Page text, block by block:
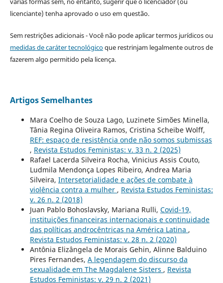
licenciante) tenha aprovado o uso em questão.
Sem restrições adicionais - Você não pode aplicar termos jurídicos ou
medidas de caráter tecnológicoque restrinjam legalmente outros de
fazerem algo permitido pela licença.
Artigos Semelhantes
Mara Coelho de Souza Lago, Luzinete Simões Minella,
Tânia Regina Oliveira Ramos, Cristina Scheibe Wolff,
REF: espaço de resistência onde não somos submissas
, Revista Estudos Feministas: v. 33 n. 2 (2025)
Rafael Lacerda Silveira Rocha, Vinicius Assis Couto,
Ludmila Mendonça Lopes Ribeiro, Andrea Maria
Silveira, Intersetorialidade e ações de combate à
violência contra a mulher , Revista Estudos Feministas:
v. 26 n. 2 (2018)
Juan Pablo Bohoslavsky, Mariana Rulli, Covid-19,
instituições financeiras internacionais e continuidade
das políticas androcêntricas na América Latina ,
Revista Estudos Feministas: v. 28 n. 2 (2020)
Antônia Elizângela de Morais Gehin, Alinne Balduino
Pires Fernandes, A legendagem do discurso da
sexualidade em The Magdalene Sisters , Revista
Estudos Feministas: v. 29 n. 2 (2021)